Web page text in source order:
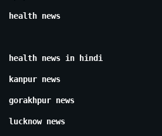
health news
health news in hindi
kanpur news
gorakhpur news
lucknow news